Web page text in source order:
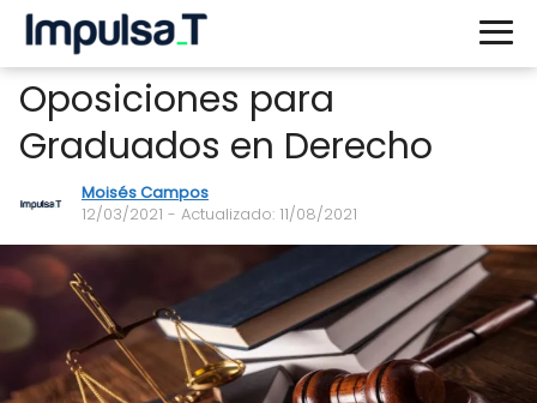
Oposiciones para
Graduados en Derecho
Moisés Campos
12/03/2021 - Actualizado: 11/08/2021